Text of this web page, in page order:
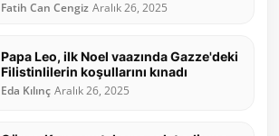
Fatih Can Cengiz Aralık 26, 2025
Papa Leo, ilk Noel vaazında Gazze'deki
Filistinlilerin koşullarını kınadı
Eda Kılınç Aralık 26, 2025